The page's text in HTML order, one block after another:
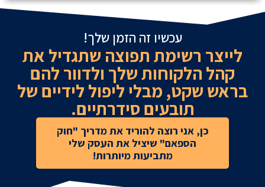
עכשיו זה הזמן שלך!
לייצר רשימת תפוצה שתגדיל את
קהל הלקוחות שלך ולדוור להם
בראש שקט, מבלי ליפול לידיים של
תובעים סידרתיים.
כן, אני רוצה להוריד את מדריך "חוק
הספאם" שיציל את העסק שלי
מתביעות מיותרות!